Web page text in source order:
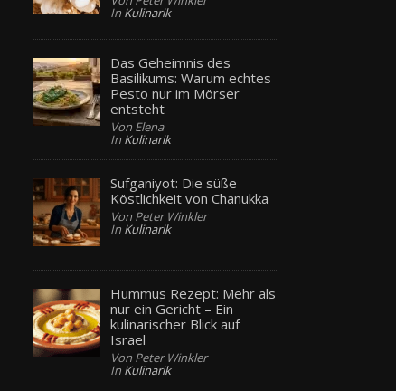
In Kulinarik
Das Geheimnis des
Basilikums: Warum echtes
Pesto nur im Mörser
entsteht
Von Elena
In Kulinarik
Sufganiyot: Die süße
Köstlichkeit von Chanukka
Von Peter Winkler
In Kulinarik
Hummus Rezept: Mehr als
nur ein Gericht – Ein
kulinarischer Blick auf
Israel
Von Peter Winkler
In Kulinarik